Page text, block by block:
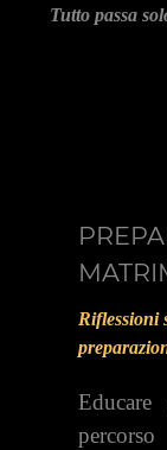
Tutto passa
Riflessioni
Educare